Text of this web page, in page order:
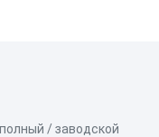
/ заводской